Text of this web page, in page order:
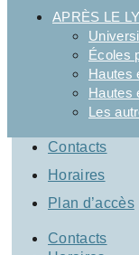
APRÈS LE
Écoles
Hautes
Hautes
Les
Contacts
Horaires
Plan d’accès
Contacts